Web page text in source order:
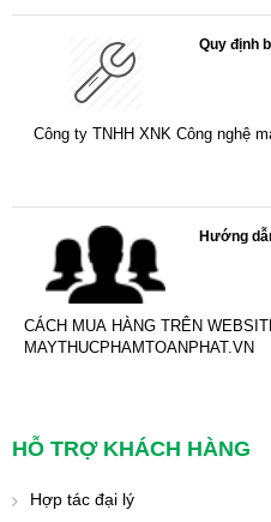
Quy định
Công ty TNHH XNK Công nghệ
Hướng
CÁCH MUA HÀNG TRÊN
MAYTHUCPHAMTOANPHAT.VN
HỖ TRỢ KHÁCH HÀNG
Hợp tác đại lý